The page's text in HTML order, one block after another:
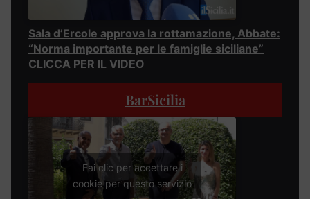
Sala d’Ercole approva la rottamazione, Abbate:
“Norma importante per le famiglie siciliane”
CLICCA PER IL VIDEO
BarSicilia
Fai clic per accettare i
cookie per questo servizio